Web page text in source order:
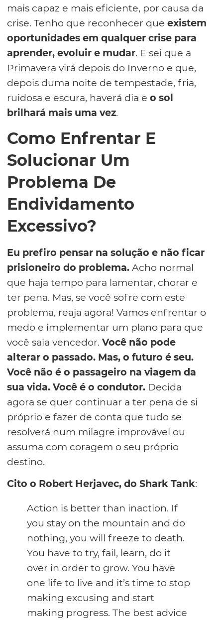
mais capaz e mais eficiente, por causa da
crise. Tenho que reconhecer que existem
oportunidades em qualquer crise para
aprender, evoluir e mudar. E sei que a
Primavera virá depois do Inverno e que,
depois duma noite de tempestade, fria,
ruidosa e escura, haverá dia e o sol
brilhará mais uma vez.
Como Enfrentar E
Solucionar Um
Problema De
Endividamento
Excessivo?
Eu prefiro pensar na solução e não ficar
prisioneiro do problema. Acho normal
que haja tempo para lamentar, chorar e
ter pena. Mas, se você sofre com este
problema, reaja agora! Vamos enfrentar o
medo e implementar um plano para que
você saia vencedor. Você não pode
alterar o passado. Mas, o futuro é seu.
Você não é o passageiro na viagem da
sua vida. Você é o condutor. Decida
agora se quer continuar a ter pena de si
próprio e fazer de conta que tudo se
resolverá num milagre improvável ou
assuma com coragem o seu próprio
destino.
Cito o Robert Herjavec, do Shark Tank:
Action is better than inaction. If
you stay on the mountain and do
nothing, you will freeze to death.
You have to try, fail, learn, do it
over in order to grow. You have
one life to live and it’s time to stop
making excusing and start
making progress. The best advice